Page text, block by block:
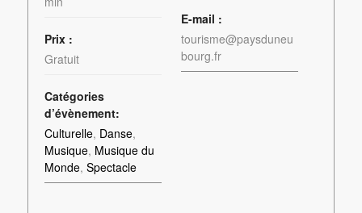
Prix :
Gratuit
Catégories
d’évènement:
Culturelle, Danse,
Musique, Musique du
Monde, Spectacle
E-mail :
tourisme@paysduneu
bourg.fr